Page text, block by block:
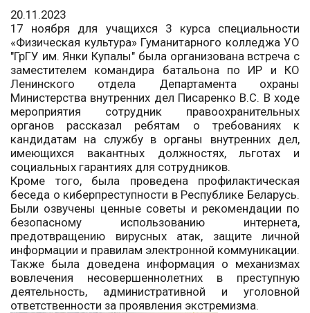
20.11.2023
17 ноября для учащихся 3 курса специальности
«Физическая культура» Гуманитарного колледжа УО
"ГрГУ им. Янки Купалы" была организована встреча с
заместителем командира батальона по ИР и КО
Ленинского отдела Департамента охраны
Министерства внутренних дел Писаренко В.С. В ходе
мероприятия сотрудник правоохранительных
органов рассказал ребятам о требованиях к
кандидатам на службу в органы внутренних дел,
имеющихся вакантных должностях, льготах и
социальных гарантиях для сотрудников.
Кроме того, была проведена профилактическая
беседа о киберпреступности в Республике Беларусь.
Были озвучены ценные советы и рекомендации по
безопасному использованию интернета,
предотвращению вирусных атак, защите личной
информации и правилам электронной коммуникации.
Также была доведена информация о механизмах
вовлечения несовершеннолетних в преступную
деятельность, административной и уголовной
ответственности за проявления экстремизма.